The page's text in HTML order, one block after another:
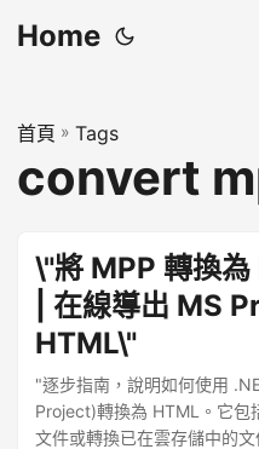
Home
首頁 » Tags
convert
\"將 MPP 轉換
| 在線導出 MS
HTML\"
"逐步指南，說明如何使用
Project)轉換為 HTML。它包
文件或轉換已在雲存儲中的